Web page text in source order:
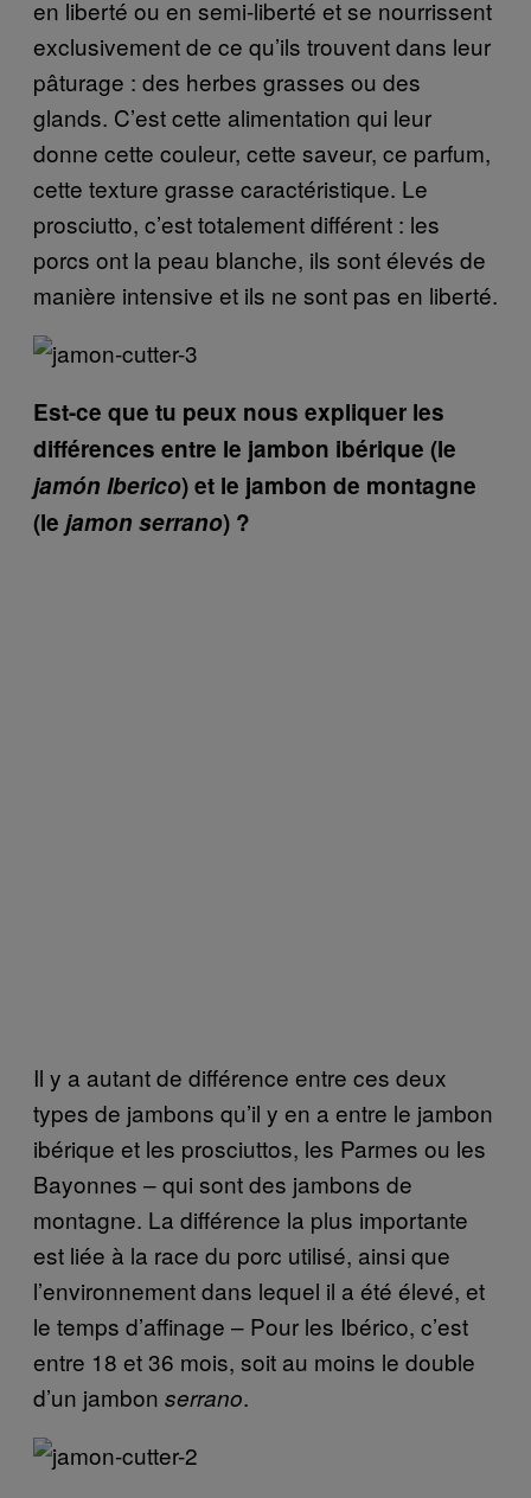
en liberté ou en semi-liberté et se nourrissent
exclusivement de ce qu’ils trouvent dans leur
pâturage : des herbes grasses ou des
glands. C’est cette alimentation qui leur
donne cette couleur, cette saveur, ce parfum,
cette texture grasse caractéristique. Le
prosciutto, c’est totalement différent : les
porcs ont la peau blanche, ils sont élevés de
manière intensive et ils ne sont pas en liberté.
Est-ce que tu peux nous expliquer les
différences entre le jambon ibérique (le
jamón Iberico) et le jambon de montagne
(le jamon serrano) ?
Il y a autant de différence entre ces deux
types de jambons qu’il y en a entre le jambon
ibérique et les prosciuttos, les Parmes ou les
Bayonnes – qui sont des jambons de
montagne. La différence la plus importante
est liée à la race du porc utilisé, ainsi que
l’environnement dans lequel il a été élevé, et
le temps d’affinage – Pour les Ibérico, c’est
entre 18 et 36 mois, soit au moins le double
d’un jambon serrano.